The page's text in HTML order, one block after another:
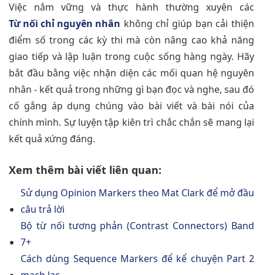
Việc nắm vững và thực hành thường xuyên các
Từ nối chỉ nguyên nhân không chỉ giúp bạn cải thiện
điểm số trong các kỳ thi mà còn nâng cao khả năng
giao tiếp và lập luận trong cuộc sống hàng ngày. Hãy
bắt đầu bằng việc nhận diện các mối quan hệ nguyên
nhân - kết quả trong những gì bạn đọc và nghe, sau đó
cố gắng áp dụng chúng vào bài viết và bài nói của
chính mình. Sự luyện tập kiên trì chắc chắn sẽ mang lại
kết quả xứng đáng.
Xem thêm bài viết liên quan:
Sử dụng Opinion Markers theo Mat Clark để mở đầu
câu trả lời
Bộ từ nối tương phản (Contrast Connectors) Band
7+
Cách dùng Sequence Markers để kể chuyện Part 2